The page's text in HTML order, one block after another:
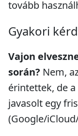
tovább
Gyakori
Vajon
során? Nem,
érintettek, de
javasolt egy
(Google/